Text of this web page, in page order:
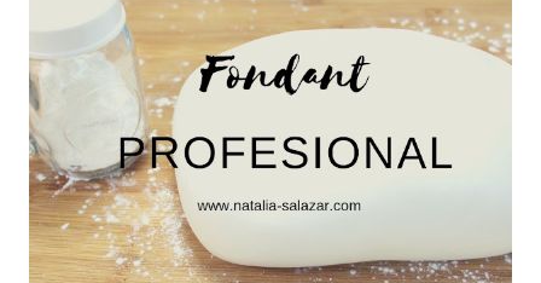
porque la receta era básica como suelen ser los bizcochuelos
de batido liviano como el Genovés, Angel cake, etc. Así tus
tortas y pasteles te quedarán húmedos y mucho más
sabrosos. Los jarabes pueden ser de diferentes sabores, de
acuerdo a los ingredientes que usemos. Aquí te comparto
una...